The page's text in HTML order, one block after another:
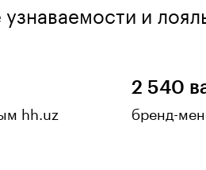
и
hh.uz
2 540
бренд-